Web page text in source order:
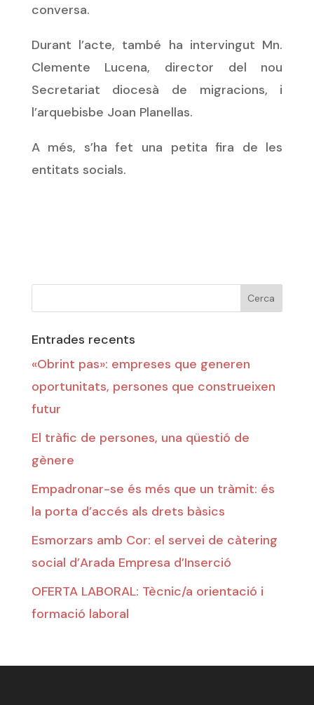
conversa.
Durant l’acte, també ha intervingut Mn.
Clemente Lucena, director del nou
Secretariat diocesà de migracions, i
l’arquebisbe Joan Planellas.
A més, s’ha fet una petita fira de les
entitats socials.
Entrades recents
«Obrint pas»: empreses que generen
oportunitats, persones que construeixen
futur
El tràfic de persones, una qüestió de
gènere
Empadronar-se és més que un tràmit: és
la porta d’accés als drets bàsics
Esmorzars amb Cor: el servei de càtering
social d’Arada Empresa d’Inserció
OFERTA LABORAL: Tècnic/a orientació i
formació laboral